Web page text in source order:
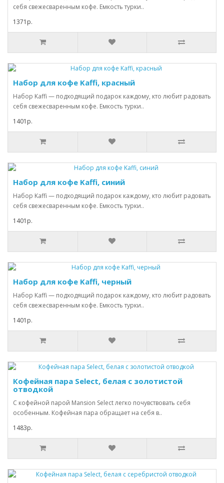
себя свежесваренным кофе. Емкость турки..
1371р.
Набор для кофе Kaffi, красный
Набор Kaffi — подходящий подарок каждому, кто любит радовать
себя свежесваренным кофе. Емкость турки..
1401р.
Набор для кофе Kaffi, синий
Набор Kaffi — подходящий подарок каждому, кто любит радовать
себя свежесваренным кофе. Емкость турки..
1401р.
Набор для кофе Kaffi, черный
Набор Kaffi — подходящий подарок каждому, кто любит радовать
себя свежесваренным кофе. Емкость турки..
1401р.
Кофейная пара Select, белая с золотистой
отводкой
С кофейной парой Mansion Select легко почувствовать себя
особенным. Кофейная пара обращает на себя в..
1483р.